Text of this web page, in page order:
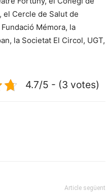
el Cercle de Salut de
Mémora, la
la Societat El Circol, UGT,
4.7/5 - (3 votes)
Article següent